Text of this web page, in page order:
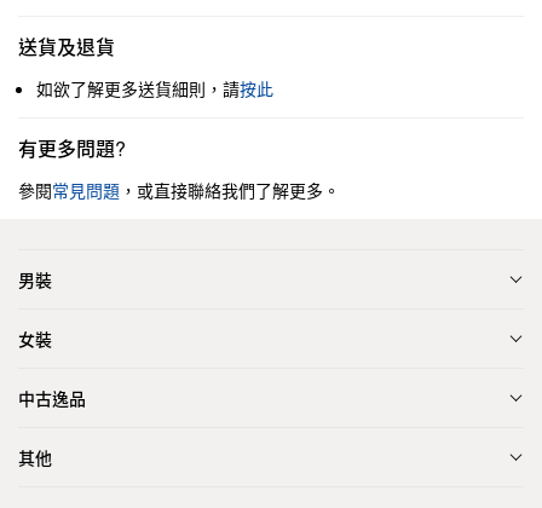
送貨及退貨
如欲了解更多送貨細則，請按此
有更多問題?
參閱常見問題 ，或直接聯絡我們了解更多。
男裝
女裝
中古逸品
其他